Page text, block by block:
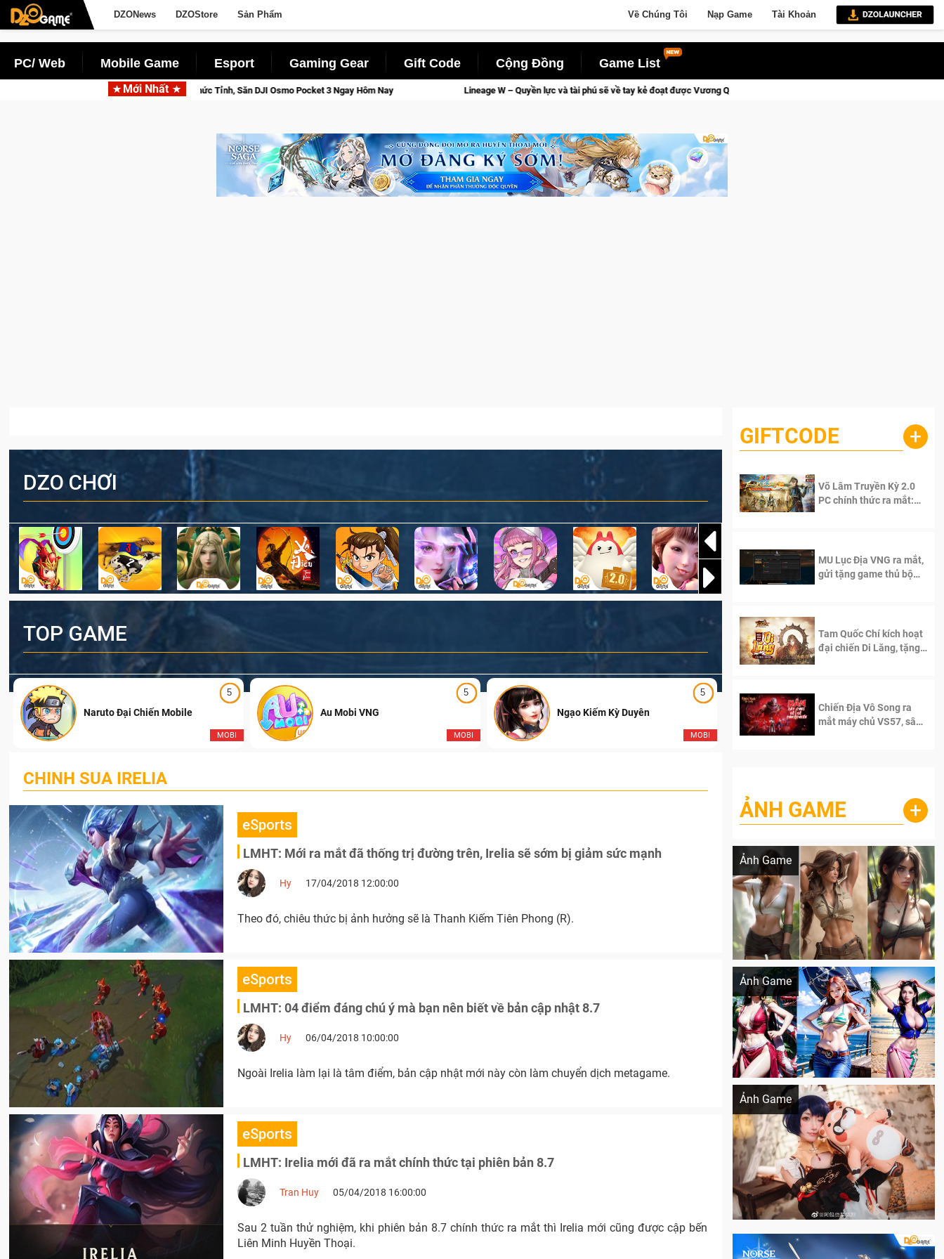
DZONews DZOStore Sản Phẩm Về Chúng Tôi Nạp Game Tài Khoản
PC/ Web Mobile Game Esport Gaming Gear Gift Code Cộng Đồng Game List
Mới Nhất
Saga: Cửu Giới Thức Tỉnh, Săn DJI Osmo Pocket 3 Ngay Hôm Nay Lineage W – Quyền lực và tài phú sẽ về tay kẻ đoạt được Vương Quyền thành Kent sắp tới!
DZO CHƠI
TOP GAME
5
MOBI
Naruto Đại Chiến Mobile
5
MOBI
Au Mobi VNG
5
MOBI
Ngạo Kiếm Kỳ Duyên Ngạo Thiên Mobile
CHINH SUA IRELIA
eSports
LMHT: Mới ra mắt đã thống trị đường trên, Irelia sẽ sớm bị giảm sức mạnh
Hy 17/04/2018 12:00:00
Theo đó, chiêu thức bị ảnh hưởng sẽ là Thanh Kiếm Tiên Phong (R).
eSports
LMHT: 04 điểm đáng chú ý mà bạn nên biết về bản cập nhật 8.7
Hy 06/04/2018 10:00:00
Ngoài Irelia làm lại là tâm điểm, bản cập nhật mới này còn làm chuyển dịch metagame.
eSports
LMHT: Irelia mới đã ra mắt chính thức tại phiên bản 8.7
Tran Huy 05/04/2018 16:00:00
Sau 2 tuần thử nghiệm, khi phiên bản 8.7 chính thức ra mắt thì Irelia mới cũng được cập bến
Liên Minh Huyền Thoại.
GIFTCODE +
Võ Lâm Truyền Kỳ 2.0
PC chính thức ra mắt:
MU Lục Địa VNG ra mắt,
gửi tặng game thủ bộ
Tam Quốc Chí kích hoạt
đại chiến Di Lăng, tặng
Chiến Địa Vô Song ra
mắt máy chủ VS57, sân
ẢNH GAME +
Ảnh Game
Lala Croft vừa nóng vừa xinh dưới nét vẽ
Ảnh Game
Khi AI Cosplay gái đẹp One Piece
Ảnh Game
Cosplay Xiangling siêu cute